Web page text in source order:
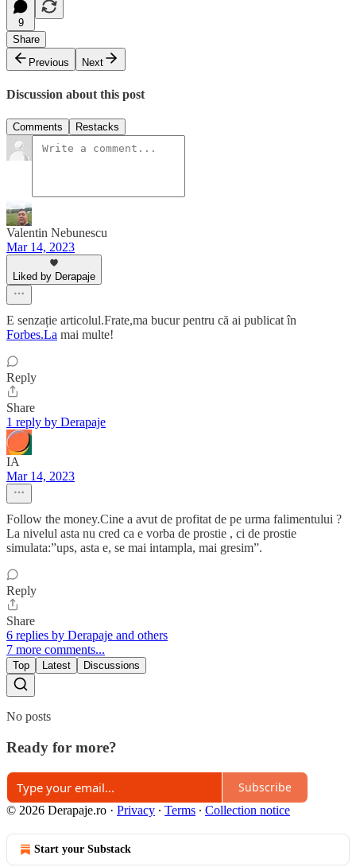
9
Share
Previous
Next
Discussion about this post
Comments Restacks
Valentin Nebunescu
Mar 14, 2023
Liked by Derapaje
E senzație articolul.Frate,ma bucur pentru că ai publicat în
Forbes.La mai multe!
Reply
Share
1 reply by Derapaje
IA
Mar 14, 2023
Follow the money.Cine a avut de profitat de pe urma falimentului ?
La nivelul asta nu cred ca e vorba de prostie , ci de prostie
simulata:”ups, asta e, se mai intampla, mai gresim”.
Reply
Share
6 replies by Derapaje and others
7 more comments...
Top Latest Discussions
No posts
Ready for more?
Subscribe
© 2026 Derapaje.ro · Privacy ∙ Terms ∙ Collection notice
Start your Substack